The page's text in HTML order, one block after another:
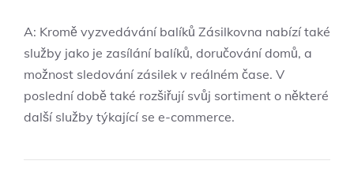
A: Kromě vyzvedávání balíků Zásilkovna nabízí také
služby jako je zasílání balíků, doručování domů, a
možnost sledování zásilek v reálném čase. V
poslední době také rozšiřují svůj sortiment o některé
další služby týkající se e-commerce.